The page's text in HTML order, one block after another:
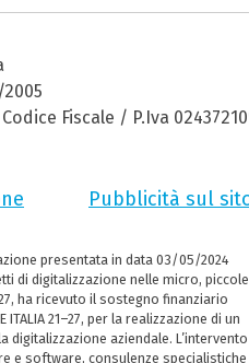
Fiscale / P.Iva
Pubblicità sul
presentata in data 03/05/2024
di digitalizzazione nelle micro,
ha ricevuto il sostegno finanziario
ITALIA 21–27, per la realizzazione di un
aziendale.
e software, consulenze specialistiche